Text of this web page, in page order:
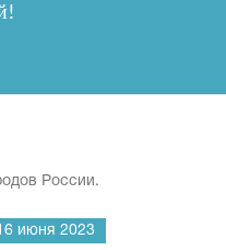
!
России.
июня 2023